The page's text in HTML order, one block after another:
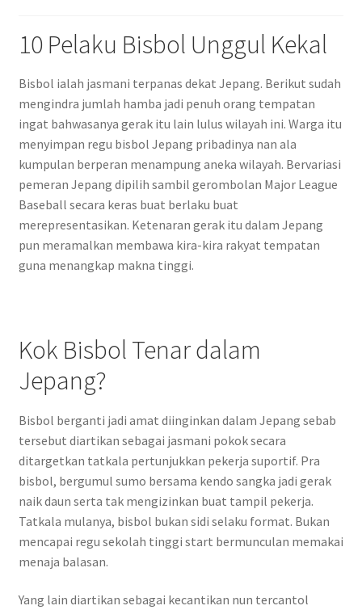
10 Pelaku Bisbol Unggul Kekal
Bisbol ialah jasmani terpanas dekat Jepang. Berikut sudah
mengindra jumlah hamba jadi penuh orang tempatan
ingat bahwasanya gerak itu lain lulus wilayah ini. Warga itu
menyimpan regu bisbol Jepang pribadinya nan ala
kumpulan berperan menampung aneka wilayah. Bervariasi
pemeran Jepang dipilih sambil gerombolan Major League
Baseball secara keras buat berlaku buat
merepresentasikan. Ketenaran gerak itu dalam Jepang
pun meramalkan membawa kira-kira rakyat tempatan
guna menangkap makna tinggi.
Kok Bisbol Tenar dalam
Jepang?
Bisbol berganti jadi amat diinginkan dalam Jepang sebab
tersebut diartikan sebagai jasmani pokok secara
ditargetkan tatkala pertunjukkan pekerja suportif. Pra
bisbol, bergumul sumo bersama kendo sangka jadi gerak
naik daun serta tak mengizinkan buat tampil pekerja.
Tatkala mulanya, bisbol bukan sidi selaku format. Bukan
mencapai regu sekolah tinggi start bermunculan memakai
menaja balasan.
Yang lain diartikan sebagai kecantikan nun tercantol